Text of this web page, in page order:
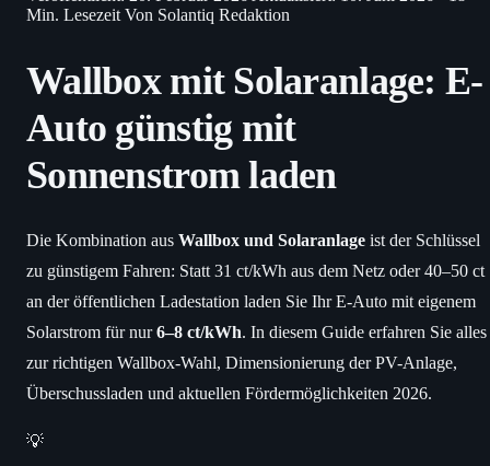
Min. Lesezeit Von Solantiq Redaktion
Wallbox mit Solaranlage: E-
Auto günstig mit
Sonnenstrom laden
Die Kombination aus Wallbox und Solaranlage ist der Schlüssel
zu günstigem Fahren: Statt 31 ct/kWh aus dem Netz oder 40–50 ct
an der öffentlichen Ladestation laden Sie Ihr E-Auto mit eigenem
Solarstrom für nur6–8 ct/kWh. In diesem Guide erfahren Sie alles
zur richtigen Wallbox-Wahl, Dimensionierung der PV-Anlage,
Überschussladen und aktuellen Fördermöglichkeiten 2026.
💡